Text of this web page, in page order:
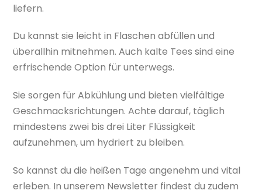
liefern.
Du kannst sie leicht in Flaschen abfüllen und
überallhin mitnehmen. Auch kalte Tees sind eine
erfrischende Option für unterwegs.
Sie sorgen für Abkühlung und bieten vielfältige
Geschmacksrichtungen. Achte darauf, täglich
mindestens zwei bis drei Liter Flüssigkeit
aufzunehmen, um hydriert zu bleiben.
So kannst du die heißen Tage angenehm und vital
erleben. In unserem Newsletter findest du zudem